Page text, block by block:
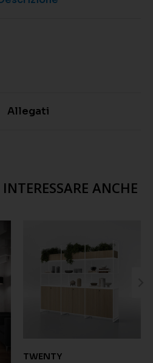
Allegati
ANCHE
TWENTY